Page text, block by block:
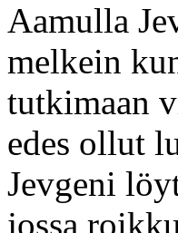
Aamulla
melkein
tutkimaan
edes ollut
Jevgeni
jossa